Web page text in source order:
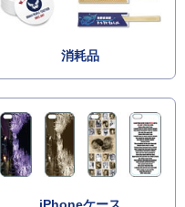
消耗品